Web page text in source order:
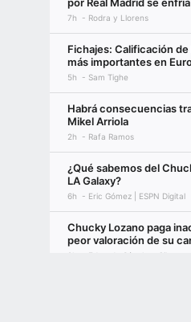
7h Rodra y Llorens
Fichajes: Calificación
más importantes en
5h Sam Tighe
Habrá consecuencias
Mikel Arriola
2h Rafa Ramos
¿Qué sabemos del
LA Galaxy?
6h Eric Gómez | ESPN Digital
Chucky Lozano paga
peor valoración de su
2h Eduardo Sánchez Gil